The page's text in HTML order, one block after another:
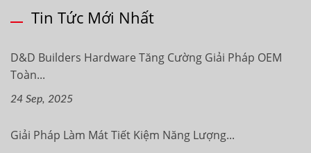
Tin Tức Mới Nhất
D&D Builders Hardware Tăng Cường Giải Pháp OEM
Toàn...
24 Sep, 2025
Giải Pháp Làm Mát Tiết Kiệm Năng Lượng...